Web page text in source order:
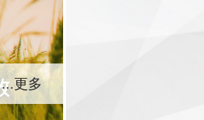
...更多
...更多